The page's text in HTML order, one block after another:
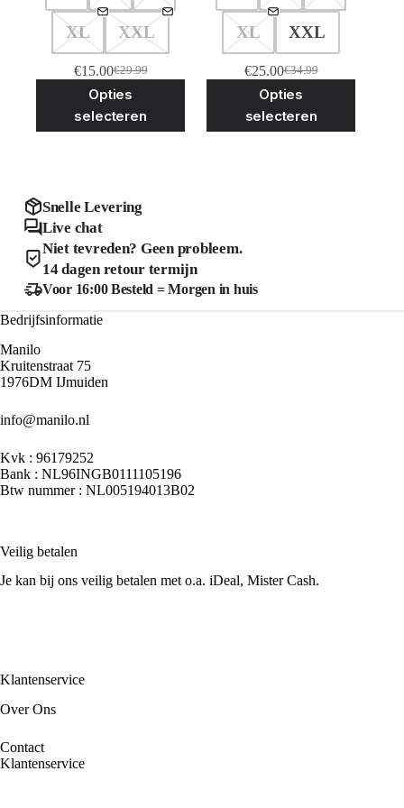
XL XXL
€29.99
Oorspronkelijke
prijs
was:
€29.99.
€15.00Huidige
prijs
is:
€15.00.
Opties
selecteren
meerdere
op
de
productpagina
XL XXL
€34.99
Oorspronkelijke
prijs
was:
€34.99.
€25.00Huidige
prijs
is:
€25.00.
Opties
selecteren
Snelle Levering
Live chat
Niet tevreden? Geen probleem.
14 dagen retour termijn
Voor 16:00 Besteld = Morgen in huis
Bedrijfsinformatie
Manilo
Kruitenstraat 75
1976DM IJmuiden
info@manilo.nl
Kvk : 96179252
Bank : NL96INGB0111105196
Btw nummer : NL005194013B02
Veilig betalen
Je kan bij ons veilig betalen met o.a. iDeal, Mister Cash.
Klantenservice
Over Ons
Contact
Klantenservice